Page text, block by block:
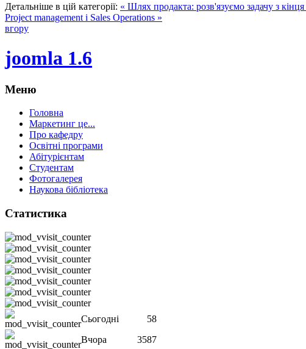
Детальніше в цій категорії: « Шлях продакта: розв'язуємо задачу з кінця
Project management і Sales Operations »
вгору
joomla 1.6
Меню
Головна
Маркетинг це...
Про кафедру
Освітні програми
Абітурієнтам
Студентам
Фотогалерея
Наукова бібліотека
Статистика
Сьогодні
58
Вчора
3587